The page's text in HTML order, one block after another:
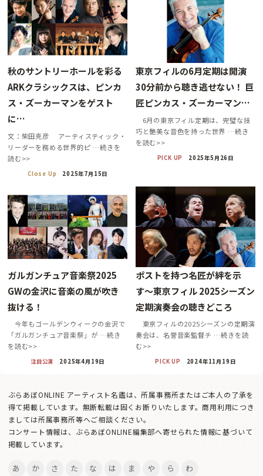
秋のサントリーホールを彩る
ARKクラシックスは、ピンカ
ス・ズーカーマンをゲスト
に…
文：柴田克彦 アーティスティック・
リーダーを務める世界的ピ …続きを
読む>>
Close Up 2025年7月15日
東京フィルの6月定期は開演
30分前から聴き逃せない！ 巨
匠ピンカス・ズーカーマン…
6月の東京フィル定期は、完璧な技
巧と艶美な音色を持った世界 …続き
を読む>>
PICK UP 2025年5月26日
​ガルガンチュア音楽祭2025
GWの金沢に音楽の風が吹き
抜ける！
今年もゴールデンウィークの金沢で
「ガルガンチュア音楽祭」が …続き
を読む>>
注目公演 2025年4月19日
ポストを持つ名匠が絆を示
す〜東京フィル 2025シーズン
定期演奏会の聴きどころ
東京フィルの2025シーズンの定期演
奏会は、名誉音楽監督チ …続きを読
む>>
PICK UP 2024年11月19日
ぶらあぼONLINE アーティスト名鑑は、所属事務所またはご本人の了承を
得て掲載しています。無断転載は固くお断りいたします。商用利用につき
ましては所属事務所等へご相談ください。
コンサート情報は、ぶらあぼONLINE編集部へ寄せられた情報に基づいて
掲載しています。
あ か さ た な は ま や ら わ